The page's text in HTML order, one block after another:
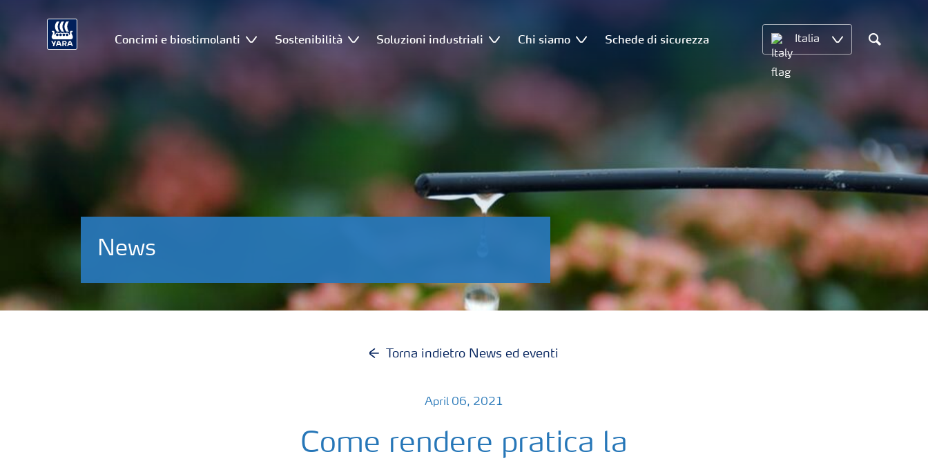
Concimi e biostimolanti Sostenibilità Soluzioni industriali Chi siamo Schede di sicurezza Italia
Search
News
Torna indietro News ed eventi
April 06, 2021
Come rendere pratica la